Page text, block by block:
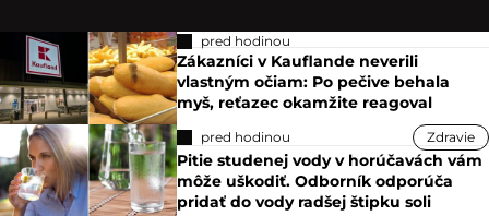
pred hodinou
Zákazníci v Kauflande neverili
vlastným očiam: Po pečive behala
myš, reťazec okamžite reagoval
pred hodinou Zdravie
Pitie studenej vody v horúčavách vám
môže uškodiť. Odborník odporúča
pridať do vody radšej štipku soli